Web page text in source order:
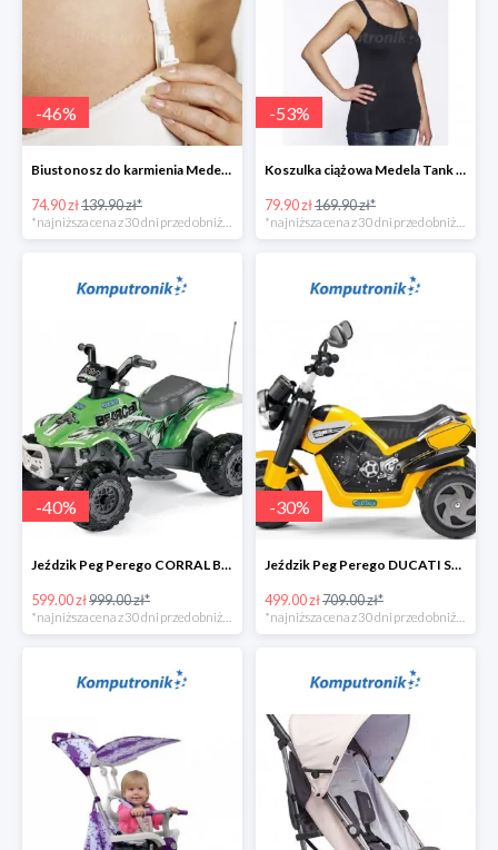
-46%
Biustonosz do karmienia Medela EVA w super cenie
74.90 zł139.90 zł*
*najniższa cena z 30 dni przed obniżką
-53%
Koszulka ciążowa Medela Tank Top w super cenie
79.90 zł169.90 zł*
*najniższa cena z 30 dni przed obniżką
-40%
Jeździk Peg Perego CORRAL BEARCAT w super cenie
599.00 zł999.00 zł*
-30%
Jeździk Peg Perego DUCATI SCRAMBLER w super cenie
499.00 zł709.00 zł*